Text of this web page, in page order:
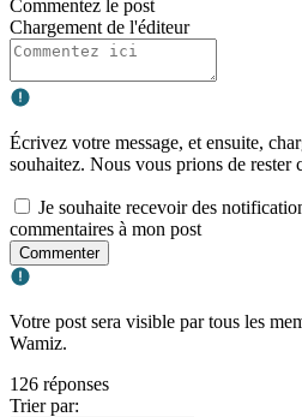
Commentez le post
Chargement de l'éditeur
Écrivez votre message, et ensuite,
souhaitez. Nous vous prions de rester
Je souhaite recevoir des
commentaires à mon post
Commenter
Votre post sera visible par tous les
Wamiz.
126 réponses
Trier par: